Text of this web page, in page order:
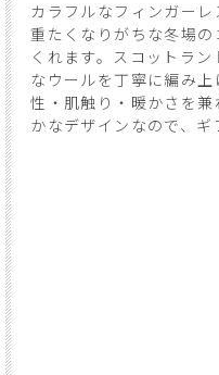
カラフルなフィンガーレ
重たくなりがちな冬場
くれます。スコットラ
なウールを丁寧に編み
性・肌触り・暖かさを
かなデザインなので、ギ